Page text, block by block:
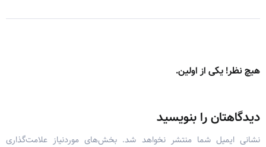
هیچ نظر! یکی از اولین.
دیدگاهتان را بنویسید
نشانی ایمیل شما منتشر نخواهد شد. بخش‌های موردنیاز علامت‌گذاری